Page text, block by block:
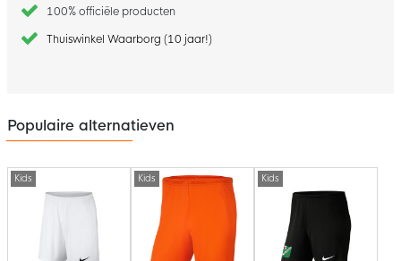
100% officiële producten
Thuiswinkel Waarborg (10 jaar!)
Populaire alternatieven
Kids Kids Kids